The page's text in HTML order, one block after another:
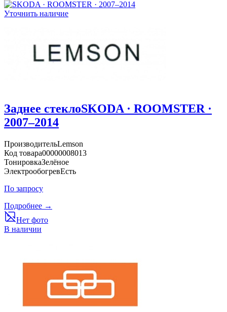
Уточнить наличие
Заднее стеклоSKODA · ROOMSTER ·
2007–2014
ПроизводительLemson
Код товара00000008013
ТонировкаЗелёное
ЭлектрообогревЕсть
По запросу
Подробнее →
Нет фото
В наличии